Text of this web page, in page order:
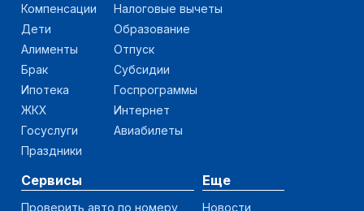
Компенсации
Дети
Алименты
Брак
Ипотека
ЖКХ
Госуслуги
Праздники
Налоговые вычеты
Образование
Отпуск
Субсидии
Госпрограммы
Интернет
Авиабилеты
Сервисы
Проверить авто по номеру
Еще
Новости